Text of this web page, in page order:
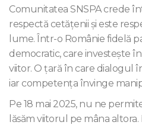
Comunitatea SNSPA crede
respectă cetățenii și este
lume. Într-o Românie fidelă
democratic, care investește
viitor. O țară în care dialogul
iar competența învinge
Pe 18 mai 2025, nu ne
lăsăm viitorul pe mâna